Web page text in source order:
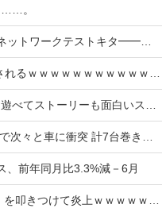
。
クテストキタ━━━━(゜∀゜)━━━━!!
るｗｗｗｗｗｗｗｗｗｗｗｗｗ
面白いスタバレの上位互換だとまじで好評
車に衝突 計7台巻き込み 八王子
、前年同月比3.3%減－6月
きつけて炎上ｗｗｗｗｗｗｗｗ